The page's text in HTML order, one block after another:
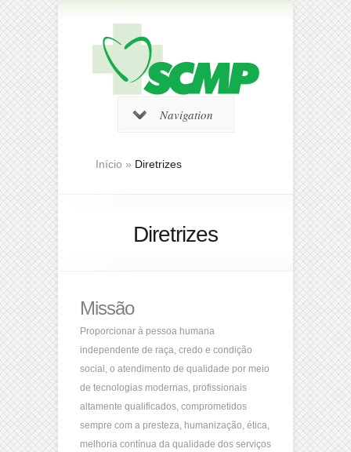
Navigation
Início » Diretrizes
Diretrizes
Missão
Proporcionar à pessoa humana
independente de raça, credo e condição
social, o atendimento de qualidade por meio
de tecnologias modernas, profissionais
altamente qualificados, comprometidos
sempre com a presteza, humanização, ética,
melhoria contínua da qualidade dos serviços